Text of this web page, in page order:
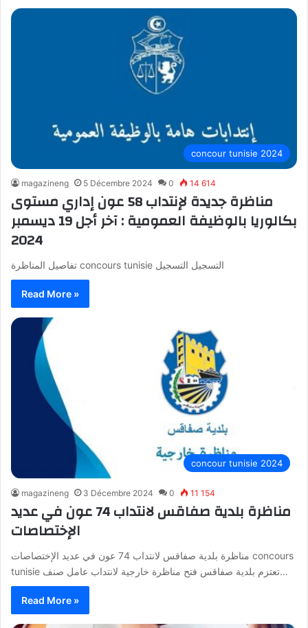
concour tunisie 2024
magazineng 5 Décembre 2024 0 14 614
مناظرة جديدة لإنتداب 58 عون إداري مستوى
بكالوريا بالوظيفة العمومية : آخر أجل 19 ديسمبر
2024
تفاصيل المناظرة concours tunisie التسجيل التسجيل
Read More »
concour tunisie 2024
magazineng 3 Décembre 2024 0 11 154
مناظرة بلدية صفاقس لانتداب 74 عون في عديد
الإختصاصات
مناظرة بلدية صفاقس لانتداب 74 عون في عديد الإختصاصات concours
tunisie تعتزم بلدية صفاقس فتح مناظرة خارجية لانتداب عامل صنف…
Read More »